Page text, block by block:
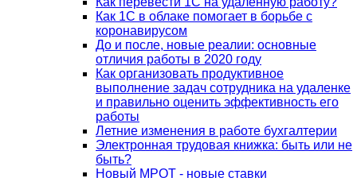
Как 1С в облаке помогает в борьбе с
коронавирусом
До и после, новые реалии: основные
отличия работы в 2020 году
Как организовать продуктивное
выполнение задач сотрудника на удаленке
и правильно оценить эффективность его
работы
Летние изменения в работе бухгалтерии
Электронная трудовая книжка: быть или не
быть?
Новый МРОТ - новые ставки